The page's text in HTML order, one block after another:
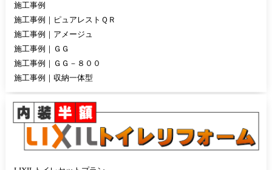
施工事例
施工事例｜ピュアレストＱＲ
施工事例｜アメージュ
施工事例｜ＧＧ
施工事例｜ＧＧ－８００
施工事例｜収納一体型